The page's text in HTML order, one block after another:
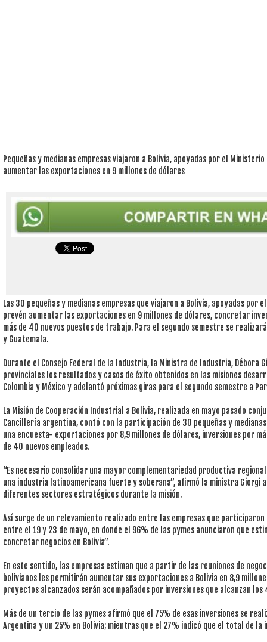
Pequeñas y medianas empresas viajaron a Bolivia, apoyadas por el
aumentar las exportaciones en 9 millones de dólares
Las 30 pequeñas y medianas empresas que viajaron a Bolivia, apoyadas
prevén aumentar las exportaciones en 9 millones de dólares, concretar
más de 40 nuevos puestos de trabajo. Para el segundo semestre se
y Guatemala.
Durante el Consejo Federal de la Industria, la Ministra de Industria, Débora
provinciales los resultados y casos de éxito obtenidos en las misiones
Colombia y México y adelantó próximas giras para el segundo semestre a
La Misión de Cooperación Industrial a Bolivia, realizada en mayo pasado
Cancillería argentina, contó con la participación de 30 pequeñas y
una encuesta- exportaciones por 8,9 millones de dólares, inversiones por
de 40 nuevos empleados.
“Es necesario consolidar una mayor complementariedad productiva
una industria latinoamericana fuerte y soberana”, afirmó la ministra Giorgi
diferentes sectores estratégicos durante la misión.
Así surge de un relevamiento realizado entre las empresas que participaron
entre el 19 y 23 de mayo, en donde el 96% de las pymes anunciaron que
concretar negocios en Bolivia”.
En este sentido, las empresas estiman que a partir de las reuniones de
bolivianos les permitirán aumentar sus exportaciones a Bolivia en 8,9
proyectos alcanzados serán acompañados por inversiones que alcanzan los
Más de un tercio de las pymes afirmó que el 75% de esas inversiones se
Argentina y un 25% en Bolivia; mientras que el 27% indicó que el total de la